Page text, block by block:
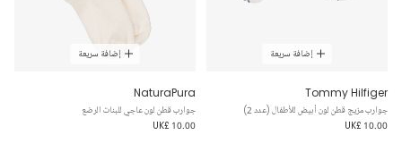
إضافة سريعة
Tommy Hilfiger
جوارب مزيج قطن لون أبيض للأطفال (عدد 2)
UK£ 10.00
إضافة سريعة
NaturaPura
جوارب قطن لون عاجي للبنات الرضع
UK£ 10.00